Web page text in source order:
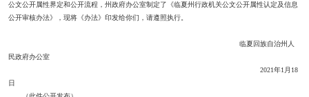
公文公开属性界定和公开流程，州政府办公室制定了《临夏州行政机关公文公开属性认定及信息
公开审核办法》，现将《办法》印发给你们，请遵照执行。
临夏回族自治州人
民政府办公室
2021年1月18
日